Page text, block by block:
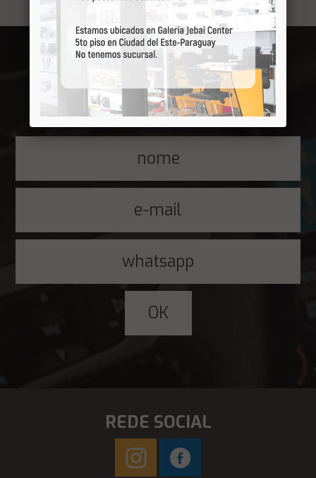
Receba por primeiro
nossas ofertas
REDE SOCIAL